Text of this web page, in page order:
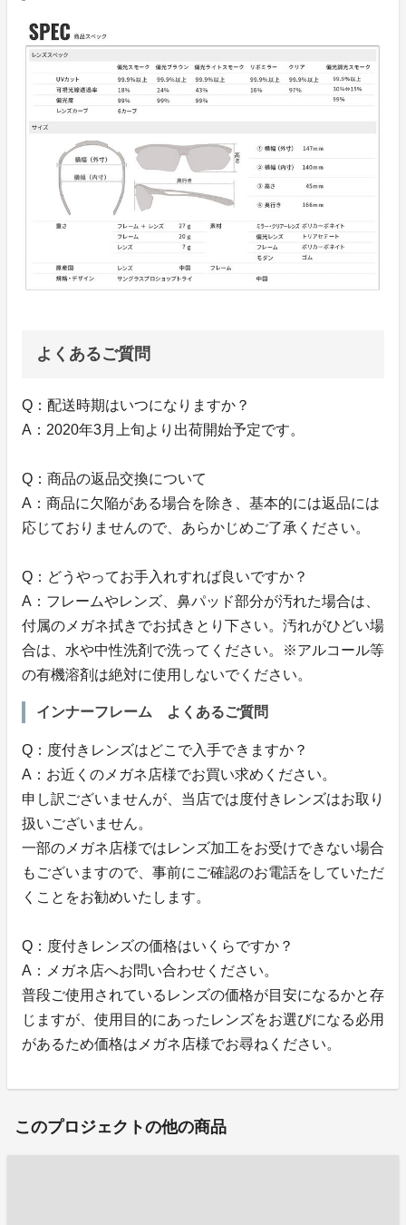
よくあるご質問
Q：配送時期はいつになりますか？
A：2020年3月上旬より出荷開始予定です。
Q：商品の返品交換について
A：商品に欠陥がある場合を除き、基本的には返品には
応じておりませんので、あらかじめご了承ください。
Q：どうやってお手入れすれば良いですか？
A：フレームやレンズ、鼻パッド部分が汚れた場合は、
付属のメガネ拭きでお拭きとり下さい。汚れがひどい場
合は、水や中性洗剤で洗ってください。※アルコール等
の有機溶剤は絶対に使用しないでください。
インナーフレーム よくあるご質問
Q：度付きレンズはどこで入手できますか？
A：お近くのメガネ店様でお買い求めください。
申し訳ございませんが、当店では度付きレンズはお取り
扱いございません。
一部のメガネ店様ではレンズ加工をお受けできない場合
もございますので、事前にご確認のお電話をしていただ
くことをお勧めいたします。
Q：度付きレンズの価格はいくらですか？
A：メガネ店へお問い合わせください。
普段ご使用されているレンズの価格が目安になるかと存
じますが、使用目的にあったレンズをお選びになる必用
があるため価格はメガネ店様でお尋ねください。
このプロジェクトの他の商品